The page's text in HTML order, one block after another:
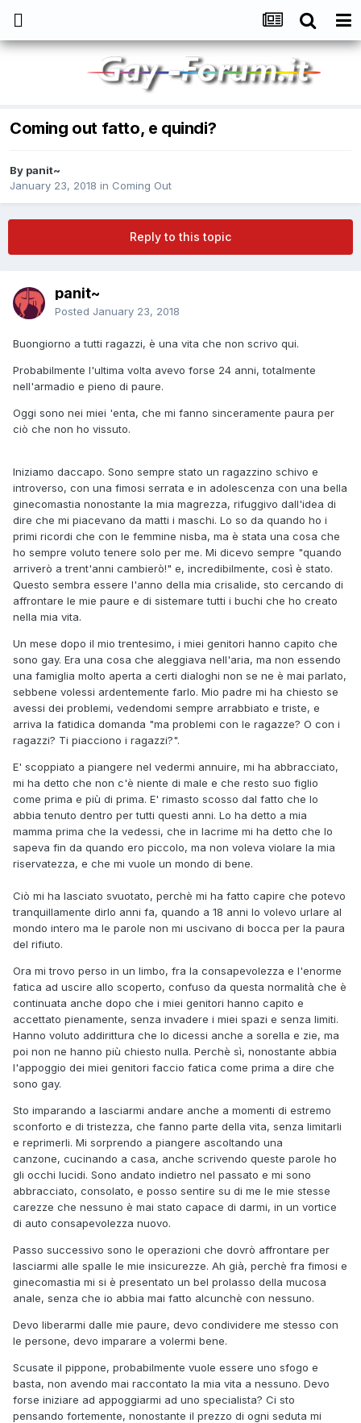
Coming out fatto, e quindi?
By panit~
January 23, 2018 in Coming Out
Reply to this topic
panit~
Posted January 23, 2018
Buongiorno a tutti ragazzi, è una vita che non scrivo qui.
Probabilmente l'ultima volta avevo forse 24 anni, totalmente
nell'armadio e pieno di paure.
Oggi sono nei miei 'enta, che mi fanno sinceramente paura per
ciò che non ho vissuto.
Iniziamo daccapo. Sono sempre stato un ragazzino schivo e
introverso, con una fimosi serrata e in adolescenza con una bella
ginecomastia nonostante la mia magrezza, rifuggivo dall'idea di
dire che mi piacevano da matti i maschi. Lo so da quando ho i
primi ricordi che con le femmine nisba, ma è stata una cosa che
ho sempre voluto tenere solo per me. Mi dicevo sempre "quando
arriverò a trent'anni cambierò!" e, incredibilmente, così è stato.
Questo sembra essere l'anno della mia crisalide, sto cercando di
affrontare le mie paure e di sistemare tutti i buchi che ho creato
nella mia vita.
Un mese dopo il mio trentesimo, i miei genitori hanno capito che
sono gay. Era una cosa che aleggiava nell'aria, ma non essendo
una famiglia molto aperta a certi dialoghi non se ne è mai parlato,
sebbene volessi ardentemente farlo. Mio padre mi ha chiesto se
avessi dei problemi, vedendomi sempre arrabbiato e triste, e
arriva la fatidica domanda "ma problemi con le ragazze? O con i
ragazzi? Ti piacciono i ragazzi?".
E' scoppiato a piangere nel vedermi annuire, mi ha abbracciato,
mi ha detto che non c'è niente di male e che resto suo figlio
come prima e più di prima. E' rimasto scosso dal fatto che lo
abbia tenuto dentro per tutti questi anni. Lo ha detto a mia
mamma prima che la vedessi, che in lacrime mi ha detto che lo
sapeva fin da quando ero piccolo, ma non voleva violare la mia
riservatezza, e che mi vuole un mondo di bene.
Ciò mi ha lasciato svuotato, perchè mi ha fatto capire che potevo
tranquillamente dirlo anni fa, quando a 18 anni lo volevo urlare al
mondo intero ma le parole non mi uscivano di bocca per la paura
del rifiuto.
Ora mi trovo perso in un limbo, fra la consapevolezza e l'enorme
fatica ad uscire allo scoperto, confuso da questa normalità che è
continuata anche dopo che i miei genitori hanno capito e
accettato pienamente, senza invadere i miei spazi e senza limiti.
Hanno voluto addirittura che lo dicessi anche a sorella e zie, ma
poi non ne hanno più chiesto nulla. Perchè sì, nonostante abbia
l'appoggio dei miei genitori faccio fatica come prima a dire che
sono gay.
Sto imparando a lasciarmi andare anche a momenti di estremo
sconforto e di tristezza, che fanno parte della vita, senza limitarli
e reprimerli. Mi sorprendo a piangere ascoltando una
canzone, cucinando a casa, anche scrivendo queste parole ho
gli occhi lucidi. Sono andato indietro nel passato e mi sono
abbracciato, consolato, e posso sentire su di me le mie stesse
carezze che nessuno è mai stato capace di darmi, in un vortice
di auto consapevolezza nuovo.
Passo successivo sono le operazioni che dovrò affrontare per
lasciarmi alle spalle le mie insicurezze. Ah già, perchè fra fimosi e
ginecomastia mi si è presentato un bel prolasso della mucosa
anale, senza che io abbia mai fatto alcunchè con nessuno.
Devo liberarmi dalle mie paure, devo condividere me stesso con
le persone, devo imparare a volermi bene.
Scusate il pippone, probabilmente vuole essere uno sfogo e
basta, non avendo mai raccontato la mia vita a nessuno. Devo
forse iniziare ad appoggiarmi ad uno specialista? Ci sto
pensando fortemente, nonostante il prezzo di ogni seduta mi